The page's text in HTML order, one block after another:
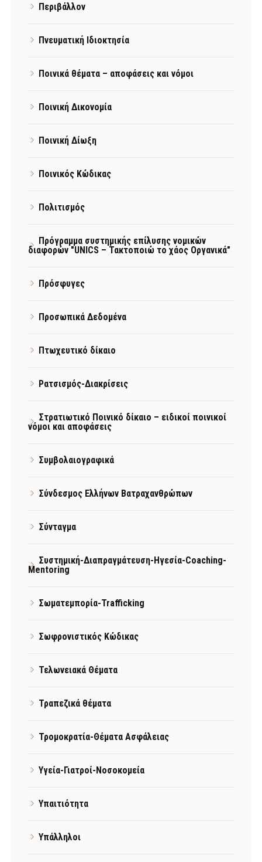
Περιβάλλον
Πνευματική Ιδιοκτησία
Ποινικά θέματα – αποφάσεις και νόμοι
Ποινική Δικονομία
Ποινική Δίωξη
Ποινικός Κώδικας
Πολιτισμός
Πρόγραμμα συστημικής επίλυσης νομικών
διαφορών "UNICS – Τακτοποιώ το χάος Οργανικά"
Πρόσφυγες
Προσωπικά Δεδομένα
Πτωχευτικό δίκαιο
Ρατσισμός-Διακρίσεις
Στρατιωτικό Ποινικό δίκαιο – ειδικοί ποινικοί
νόμοι και αποφάσεις
Συμβολαιογραφικά
Σύνδεσμος Ελλήνων Βατραχανθρώπων
Σύνταγμα
Συστημική-Διαπραγμάτευση-Ηγεσία-Coaching-
Mentoring
Σωματεμπορία-Trafficking
Σωφρονιστικός Κώδικας
Τελωνειακά Θέματα
Τραπεζικά θέματα
Τρομοκρατία-Θέματα Ασφάλειας
Υγεία-Γιατροί-Νοσοκομεία
Υπαιτιότητα
Υπάλληλοι